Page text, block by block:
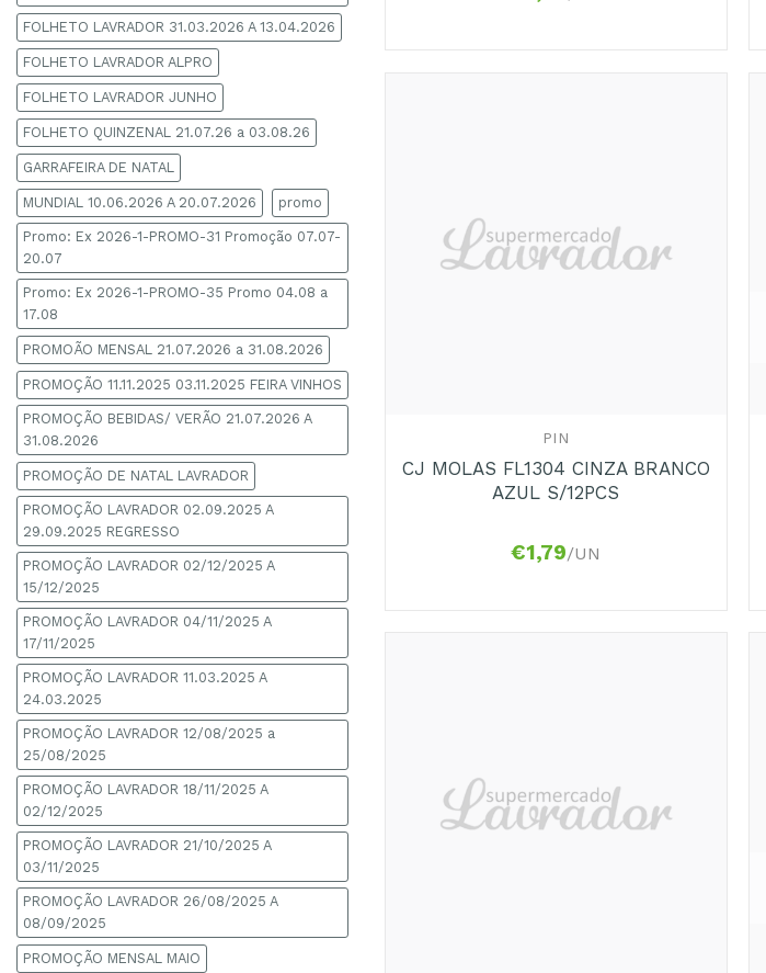
FOLHETO LAVRADOR 31.03.2026 A 13.04.2026
FOLHETO LAVRADOR ALPRO
FOLHETO LAVRADOR JUNHO
FOLHETO QUINZENAL 21.07.26 a 03.08.26
GARRAFEIRA DE NATAL
MUNDIAL 10.06.2026 A 20.07.2026 promo
Promo: Ex 2026-1-PROMO-31 Promoção 07.07-
20.07
Promo: Ex 2026-1-PROMO-35 Promo 04.08 a
17.08
PROMOÃO MENSAL 21.07.2026 a 31.08.2026
PROMOÇÃO 11.11.2025 03.11.2025 FEIRA VINHOS
PROMOÇÃO BEBIDAS/ VERÃO 21.07.2026 A
31.08.2026
PROMOÇÃO DE NATAL LAVRADOR
PROMOÇÃO LAVRADOR 02.09.2025 A
29.09.2025 REGRESSO
PROMOÇÃO LAVRADOR 02/12/2025 A
15/12/2025
PROMOÇÃO LAVRADOR 04/11/2025 A
17/11/2025
PROMOÇÃO LAVRADOR 11.03.2025 A
24.03.2025
PROMOÇÃO LAVRADOR 12/08/2025 a
25/08/2025
PROMOÇÃO LAVRADOR 18/11/2025 A
02/12/2025
PROMOÇÃO LAVRADOR 21/10/2025 A
03/11/2025
PROMOÇÃO LAVRADOR 26/08/2025 A
08/09/2025
PROMOÇÃO MENSAL MAIO
PIN
CJ MOLAS FL1304 CINZA BRANCO
AZUL S/12PCS
€1,79/UN